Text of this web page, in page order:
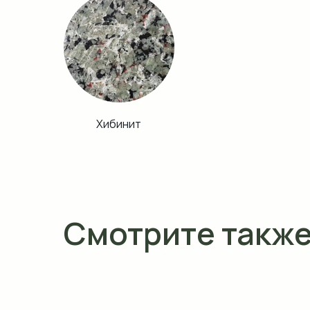
Хибинит
Смотрите